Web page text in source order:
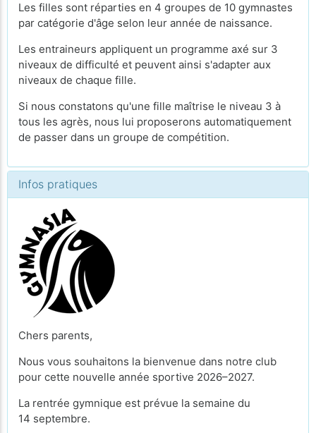
Les filles sont réparties en 4 groupes de 10 gymnastes
par catégorie d'âge selon leur année de naissance.
Les entraineurs appliquent un programme axé sur 3
niveaux de difficulté et peuvent ainsi s'adapter aux
niveaux de chaque fille.
Si nous constatons qu'une fille maîtrise le niveau 3 à
tous les agrès, nous lui proposerons automatiquement
de passer dans un groupe de compétition.
Infos pratiques
Chers parents,
Nous vous souhaitons la bienvenue dans notre club
pour cette nouvelle année sportive 2026–2027.
La rentrée gymnique est prévue la semaine du
14 septembre.